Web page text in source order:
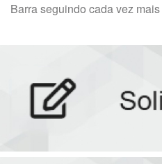
Barra seguindo cada vez mais